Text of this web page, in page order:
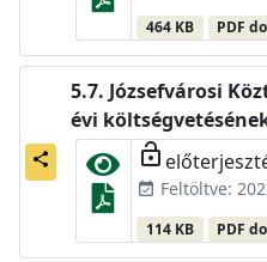
464 KB PDF
share
Józsefvárosi
évi
lock_open
event_available Feltöltve:
114 KB PDF